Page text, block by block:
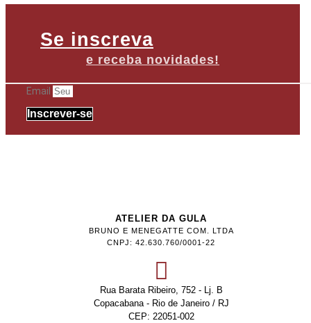
Se inscreva
e receba novidades!
Email
Inscrever-se
ATELIER DA GULA
BRUNO E MENEGATTE COM. LTDA
CNPJ: 42.630.760/0001-22
Rua Barata Ribeiro, 752 - Lj. B
Copacabana - Rio de Janeiro / RJ
CEP: 22051-002